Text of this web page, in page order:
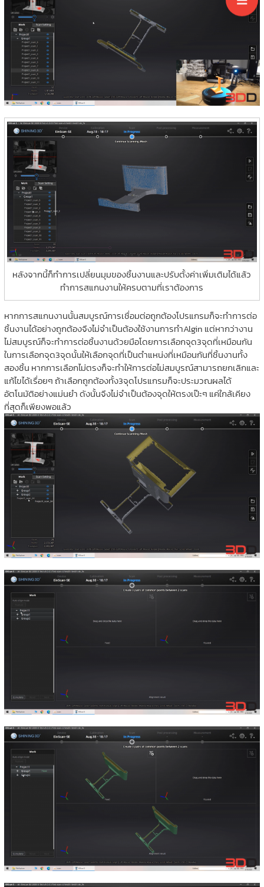
หลังจากนี้ก็ทำการเปลี่ยนมุมของชิ้นงานและปรับตั้งค่าเพิ่มเติมได้แล้ว
ทำการสแกนงานให้ครบตามที่เราต้องการ
หากการสแกนงานนั้นสมบูรณ์การเชื่อมต่อถูกต้องโปรแกรมก็จะทำการต่อ
ชิ้นงานได้อย่างถูกต้องจึงไม่จำเป็นต้องใช้งานการทำAlgin แต่หากว่างาน
ไม่สมบูรณ์ก็จะทำการต่อชิ้นงานด้วยมือโดยการเลือกจุด3จุดที่เหมือนกัน
ในการเลือกจุด3จุดนั้นให้เลือกจุดที่เป็นตำแหน่งที่เหมือนกันที่ชิ้นงานทั้ง
สองชิ้น หากการเลือกไม่ตรงก็จะทำให้การต่อไม่สมบูรณ์สามารถยกเลิกและ
แก้ไขได้เรื่อยๆ ถ้าเลือกถูกต้องทั้ง3จุดโปรแกรมก็จะประมวณผลได้
อัตโนมัติอย่างแม่นยำ ดังนั้นจึงไม่จำเป็นต้องจุดให้ตรงเป๊ะๆ แค่ใกล้เคียง
ที่สุดก็เพียงพอแล้ว